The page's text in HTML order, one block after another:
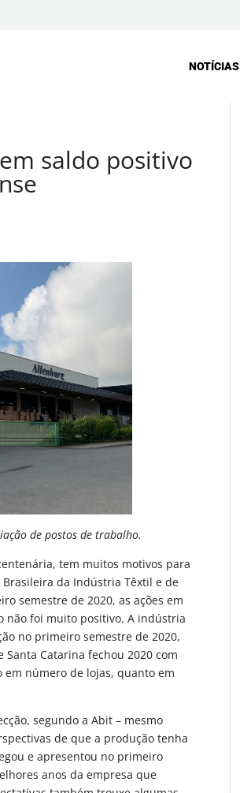
NOTÍCIAS
saldo positivo
de postos de trabalho.
tem muitos motivos para
Brasileira da Indústria Têxtil e de
semestre de 2020, as ações em
não foi muito positivo. A indústria
no primeiro semestre de 2020,
Catarina fechou 2020 com
número de lojas, quanto em
segundo a Abit – mesmo
de que a produção tenha
e apresentou no primeiro
anos da empresa que